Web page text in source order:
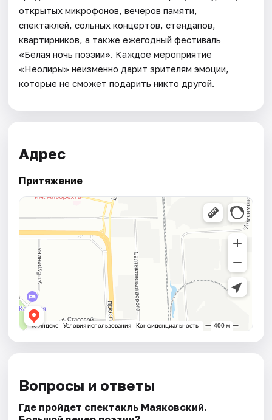
открытых микрофонов, вечеров памяти,
спектаклей, сольных концертов, стендапов,
квартирников, а также ежегодный фестиваль
«Белая ночь поэзии». Каждое мероприятие
«Неолиры» неизменно дарит зрителям эмоции,
которые не сможет подарить никто другой.
Адрес
Притяжение
Вопросы и ответы
Где пройдет спектакль Маяковский.